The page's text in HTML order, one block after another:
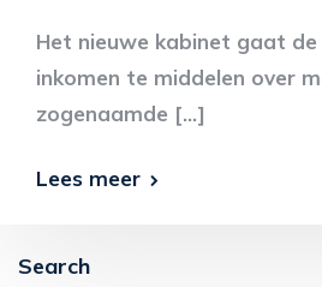
Het nieuwe kabinet gaat
inkomen te middelen over
zogenaamde […]
Lees meer
Search